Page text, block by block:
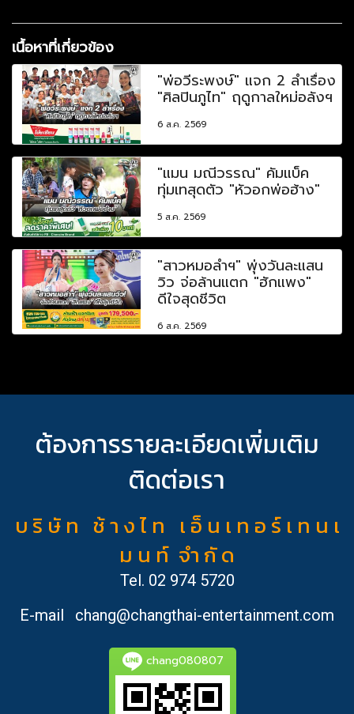
เนื้อหาที่เกี่ยวข้อง
"พ่อวีระพงษ์" แจก 2 ลำเรื่อง
"ศิลปินภูไท" ฤดูกาลใหม่อลังฯ
6 ส.ค. 2569
"แมน มณีวรรณ" คัมแบ็ค
ทุ่มเทสุดตัว "หัวอกพ่อฮ้าง"
5 ส.ค. 2569
"สาวหมอลำฯ" พุ่งวันละแสน
วิว จ่อล้านแตก "ฮักแพง"
ดีใจสุดชีวิต
6 ส.ค. 2569
ต้องการรายละเอียดเพิ่มเติม
ติดต่อเรา
บ ริ ษั ท ช้ า ง ไ ท เ อ็ น เ ท อ ร์ เ ท น เ
ม น ท์ จำ กั ด
Tel. 02 974 5720
E-mail
chang@changthai-entertainment.com
chang080807